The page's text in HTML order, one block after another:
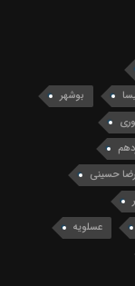
بوشهر
حسینی
عسلویه